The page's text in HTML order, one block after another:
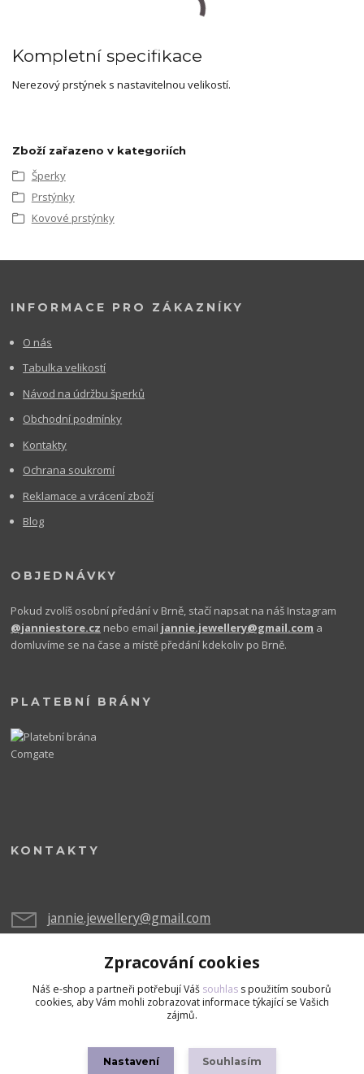
Kompletní specifikace
Nerezový prstýnek s nastavitelnou velikostí.
Zboží zařazeno v kategoriích
Šperky
Prstýnky
Kovové prstýnky
INFORMACE PRO ZÁKAZNÍKY
O nás
Tabulka velikostí
Návod na údržbu šperků
Obchodní podmínky
Kontakty
Ochrana soukromí
Reklamace a vrácení zboží
Blog
OBJEDNÁVKY
Pokud zvolíš osobní předání v Brně, stačí napsat na náš Instagram
@janniestore.cz nebo email jannie.jewellery@gmail.com a
domluvíme se na čase a místě předání kdekoliv po Brně.
PLATEBNÍ BRÁNY
KONTAKTY
jannie.jewellery@gmail.com
Zpracování cookies
Náš e-shop a partneři potřebují Váš souhlas s použitím souborů
cookies, aby Vám mohli zobrazovat informace týkající se Vašich
zájmů.
Nastavení Souhlasím